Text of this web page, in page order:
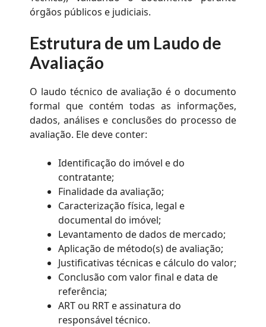
órgãos públicos e judiciais.
Estrutura de um Laudo de
Avaliação
O laudo técnico de avaliação é o documento
formal que contém todas as informações,
dados, análises e conclusões do processo de
avaliação. Ele deve conter:
Identificação do imóvel e do
contratante;
Finalidade da avaliação;
Caracterização física, legal e
documental do imóvel;
Levantamento de dados de mercado;
Aplicação de método(s) de avaliação;
Justificativas técnicas e cálculo do valor;
Conclusão com valor final e data de
referência;
ART ou RRT e assinatura do
responsável técnico.